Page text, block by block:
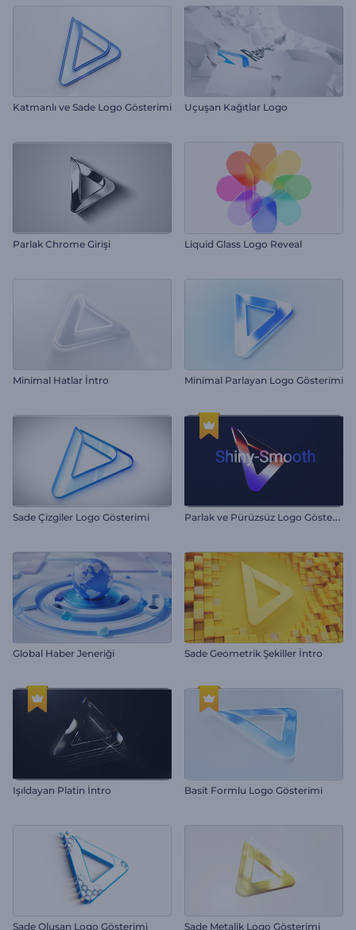
Katmanlı ve Sade Logo Gösterimi Uçuşan Kağıtlar Logo
Parlak Chrome Girişi Liquid Glass Logo Reveal
Minimal Hatlar İntro Minimal Parlayan Logo Gösterimi
Sade Çizgiler Logo Gösterimi P
arlak ve Pürüzsüz Logo Gösterimi
Global Haber Jeneriği Sade Geometrik Şekiller İntro
Işıldayan Platin İntro Basit Formlu Logo Gösterimi
Sade Oluşan Logo Gösterimi Sade Metalik Logo Gösterimi